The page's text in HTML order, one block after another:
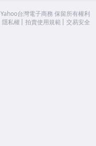
Yahoo台灣電子商務 保留所有權利
隱私權 拍賣使用規範 交易安全